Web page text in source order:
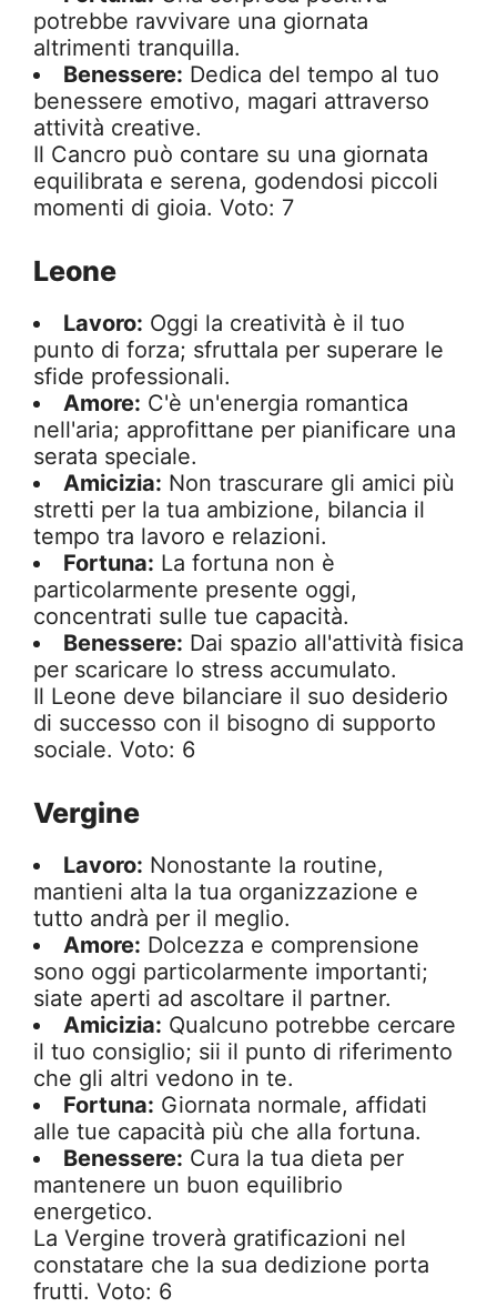
potrebbe ravvivare una giornata
altrimenti tranquilla.
Benessere: Dedica del tempo al tuo
benessere emotivo, magari attraverso
attività creative.
Il Cancro può contare su una giornata
equilibrata e serena, godendosi piccoli
momenti di gioia. Voto: 7
Leone
Lavoro: Oggi la creatività è il tuo
punto di forza; sfruttala per superare le
sfide professionali.
Amore: C'è un'energia romantica
nell'aria; approfittane per pianificare una
serata speciale.
Amicizia: Non trascurare gli amici più
stretti per la tua ambizione, bilancia il
tempo tra lavoro e relazioni.
Fortuna: La fortuna non è
particolarmente presente oggi,
concentrati sulle tue capacità.
Benessere: Dai spazio all'attività fisica
per scaricare lo stress accumulato.
Il Leone deve bilanciare il suo desiderio
di successo con il bisogno di supporto
sociale. Voto: 6
Vergine
Lavoro: Nonostante la routine,
mantieni alta la tua organizzazione e
tutto andrà per il meglio.
Amore: Dolcezza e comprensione
sono oggi particolarmente importanti;
siate aperti ad ascoltare il partner.
Amicizia: Qualcuno potrebbe cercare
il tuo consiglio; sii il punto di riferimento
che gli altri vedono in te.
Fortuna: Giornata normale, affidati
alle tue capacità più che alla fortuna.
Benessere: Cura la tua dieta per
mantenere un buon equilibrio
energetico.
La Vergine troverà gratificazioni nel
constatare che la sua dedizione porta
frutti. Voto: 6